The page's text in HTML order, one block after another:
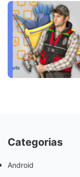
Categorias
Android